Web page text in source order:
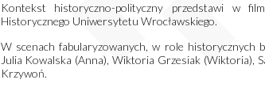
Kontekst historyczno-polityczny przedstawi w
Historycznego Uniwersytetu Wrocławskiego.
W scenach fabularyzowanych, w role historycznych
Julia Kowalska (Anna), Wiktoria Grzesiak (Wiktoria),
Krzywoń.